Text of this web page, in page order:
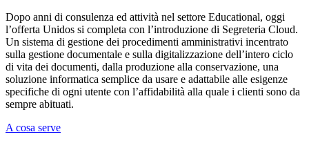
Dopo anni di consulenza ed attività nel settore Educational, oggi
l’offerta Unidos si completa con l’introduzione di Segreteria Cloud.
Un sistema di gestione dei procedimenti amministrativi incentrato
sulla gestione documentale e sulla digitalizzazione dell’intero ciclo
di vita dei documenti, dalla produzione alla conservazione, una
soluzione informatica semplice da usare e adattabile alle esigenze
specifiche di ogni utente con l’affidabilità alla quale i clienti sono da
sempre abituati.
A cosa serve